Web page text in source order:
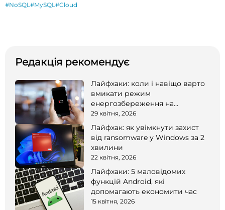
#NoSQL #MySQL #Cloud
Редакція рекомендує
Лайфхаки: коли і навіщо варто
вмикати режим
енергозбереження на
смартфоні
29 квітня, 2026
Лайфхак: як увімкнути захист
від ransomware у Windows за 2
хвилини
22 квітня, 2026
Лайфхаки: 5 маловідомих
функцій Android, які
допомагають економити час
15 квітня, 2026